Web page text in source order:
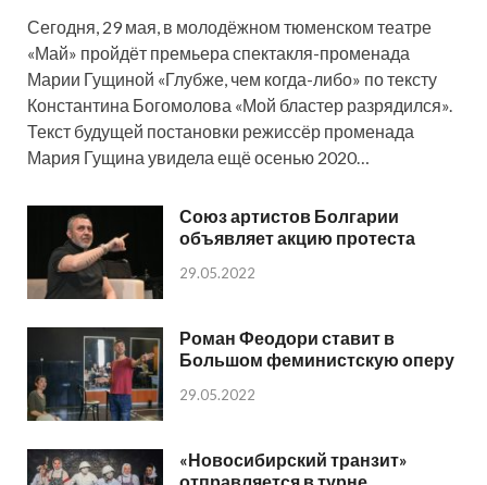
Сегодня, 29 мая, в молодёжном тюменском театре
«Май» пройдёт премьера спектакля-променада
Марии Гущиной «Глубже, чем когда-либо» по тексту
Константина Богомолова «Мой бластер разрядился».
Текст будущей постановки режиссёр променада
Мария Гущина увидела ещё осенью 2020…
Союз артистов Болгарии
объявляет акцию протеста
29.05.2022
Роман Феодори ставит в
Большом феминистскую оперу
29.05.2022
«Новосибирский транзит»